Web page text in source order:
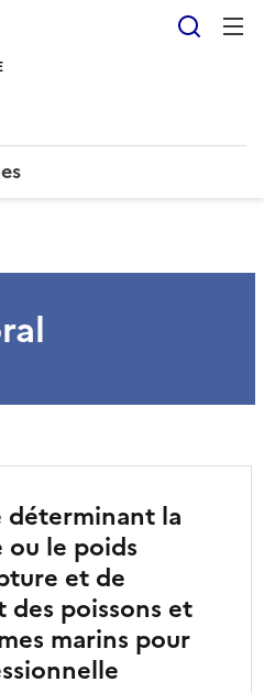
déterminant la
le poids
et de
poissons et
marins pour